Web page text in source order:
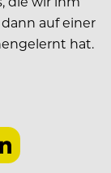
auf einer
hat.